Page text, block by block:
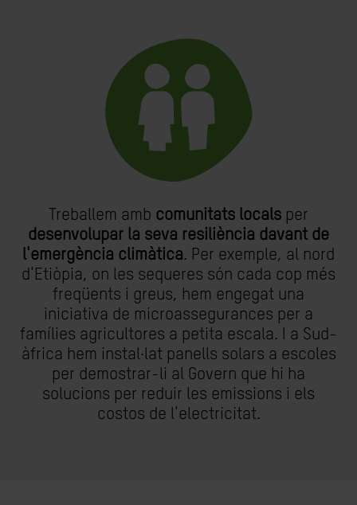
Treballem amb comunitats locals per
desenvolupar la seva resiliència davant de
l'emergència climàtica. Per exemple, al nord
d'Etiòpia, on les sequeres són cada cop més
freqüents i greus, hem engegat una
iniciativa de microassegurances per a
famílies agricultores a petita escala. I a Sud-
àfrica hem instal·lat panells solars a escoles
per demostrar-li al Govern que hi ha
solucions per reduir les emissions i els
costos de l'electricitat.